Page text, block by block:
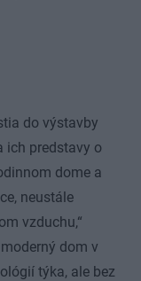
do výstavby
ich predstavy o
dome a
neustále
vzduchu,“
dom v
týka, ale bez